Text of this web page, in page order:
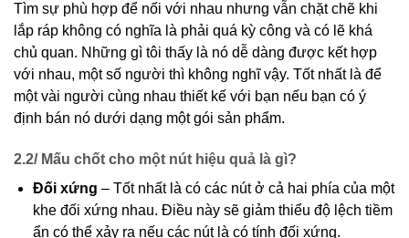
Tìm sự phù hợp để nối với nhau nhưng vẫn chặt chẽ khi
lắp ráp không có nghĩa là phải quá kỳ công và có lẽ khá
chủ quan. Những gì tôi thấy là nó dễ dàng được kết hợp
với nhau, một số người thì không nghĩ vậy. Tốt nhất là để
một vài người cùng nhau thiết kế với bạn nếu bạn có ý
định bán nó dưới dạng một gói sản phẩm.
2.2/ Mấu chốt cho một nút hiệu quả là gì?
Đối xứng – Tốt nhất là có các nút ở cả hai phía của một
khe đối xứng nhau. Điều này sẽ giảm thiểu độ lệch tiềm
ẩn có thể xảy ra nếu các nút là có tính đối xứng.